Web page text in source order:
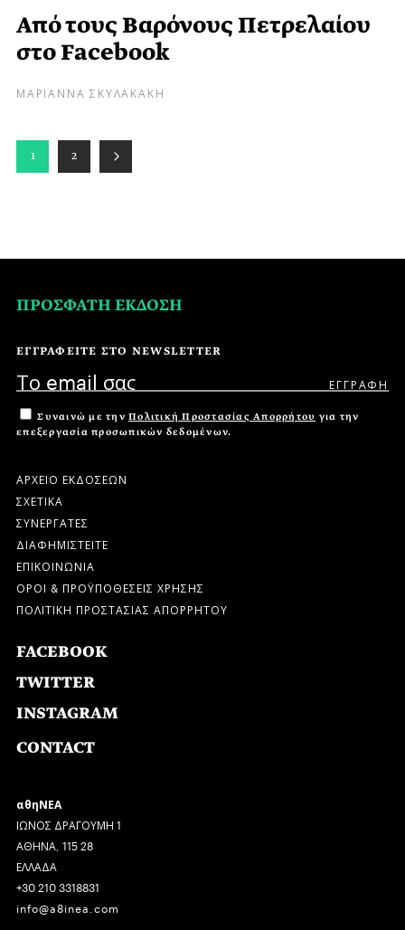
Από τους Βαρόνους Πετρελαίου
στο Facebook
ΜΑΡΙΑΝΝΑ ΣΚΥΛΑΚΑΚΗ
1 2
ΠΡΟΣΦΑΤΗ ΕΚΔΟΣΗ
ΕΓΓΡΑΦΕΙΤΕ ΣΤΟ NEWSLETTER
Συναινώ με την Πολιτική Προστασίας Απορρήτου για την
επεξεργασία προσωπικών δεδομένων.
ΑΡΧΕΙΟ ΕΚΔΟΣΕΩΝ
ΣΧΕΤΙΚΑ
ΣΥΝΕΡΓΑΤΕΣ
ΔΙΑΦΗΜΙΣΤΕΙΤΕ
ΕΠΙΚΟΙΝΩΝΙΑ
ΟΡΟΙ & ΠΡΟΫΠΟΘΕΣΕΙΣ ΧΡΗΣΗΣ
ΠΟΛΙΤΙΚΗ ΠΡΟΣΤΑΣΙΑΣ ΑΠΟΡΡΗΤΟΥ
FACEBOOK
TWITTER
INSTAGRAM
CONTACT
αθηΝΕΑ
ΙΩΝΟΣ ΔΡΑΓΟΥΜΗ 1
ΑΘΗΝΑ, 115 28
ΕΛΛΑΔΑ
+30 210 3318831
info@a8inea.com